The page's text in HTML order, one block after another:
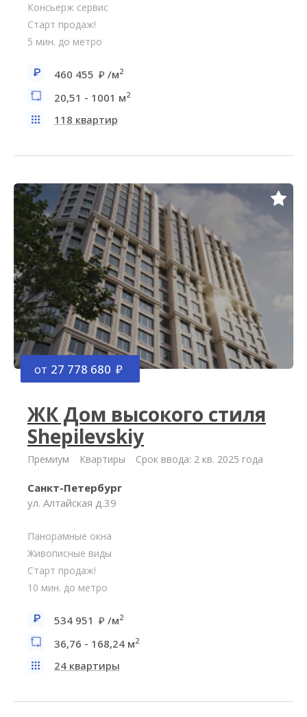
Консьерж сервис
Старт продаж!
5 мин. до метро
460 455 /м2
20,51 - 1001 м2
118 квартир
от 27 778 680
ЖК Дом высокого стиля
Shepilevskiy
Премиум Квартиры Срок ввода: 2 кв. 2025 года
Санкт-Петербург
ул. Алтайская д.39
Панорамные окна
Живописные виды
Старт продаж!
10 мин. до метро
534 951 /м2
36,76 - 168,24 м2
24 квартиры